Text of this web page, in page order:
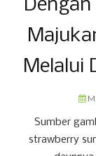
Melalui
Sumber
strawberry